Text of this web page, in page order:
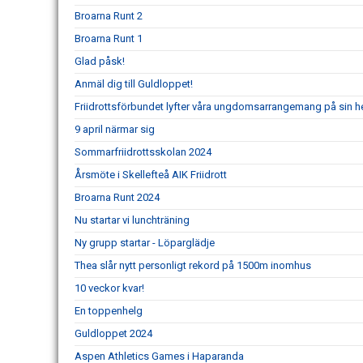
Broarna Runt 2
Broarna Runt 1
Glad påsk!
Anmäl dig till Guldloppet!
Friidrottsförbundet lyfter våra ungdomsarrangemang på sin
9 april närmar sig
Sommarfriidrottsskolan 2024
Årsmöte i Skellefteå AIK Friidrott
Broarna Runt 2024
Nu startar vi lunchträning
Ny grupp startar - Löparglädje
Thea slår nytt personligt rekord på 1500m inomhus
10 veckor kvar!
En toppenhelg
Guldloppet 2024
Aspen Athletics Games i Haparanda